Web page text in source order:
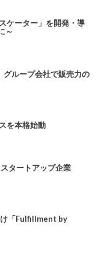
ケーター」を開発・導
～
グループ会社で販売力の
を本格始動
タートアップ企業
け「Fulfillment by